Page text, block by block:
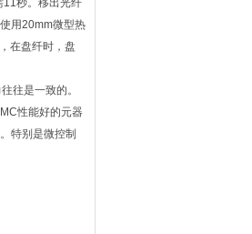
秒。移出光纤
用20mm微型热
在盘纤时，盘
往是一致的。
性能好的元器
特别是微控制